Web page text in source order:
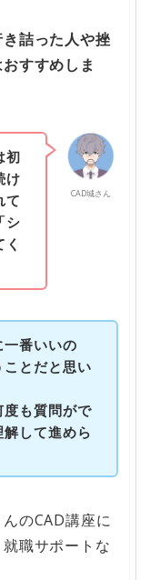
き詰った人や挫
すすめしま
CAD城さん
初
け
て
シ
番いいの
とだと思い
度も質問がで
して進めら
のCAD講座に
職サポートな